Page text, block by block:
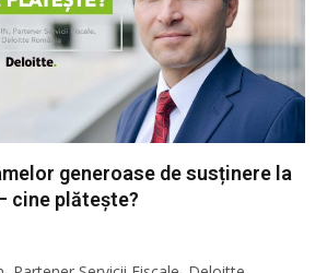
generoase de susținere la
cine plătește?